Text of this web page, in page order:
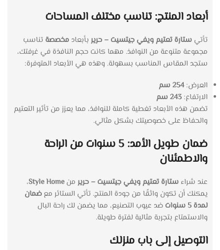
أبعاد المنتج: تناسب مختلف المساحات
تأتي ستارة تعتيم ويفي جيتسيت – حرير بأبعاد مخصصة تناسب
مجموعة متنوعة من النوافذ. مهما كانت حجم النافذة في غرفتك،
ستجد المقاس المناسب بسهولة. وهذه هي الأبعاد المتوفرة:
العرض:254 سم
الارتفاع: 243 سم
تضمن هذه الأبعاد تغطية كاملة للنوافذ، مما يعزز من تأثير التعتيم
والحفاظ على خصوصيتك بشكل مثالي.
ضمان طويل الأمد: 5 سنوات من الراحة
والاطمئنان
عند شراء ستارة تعتيم ويفي جيتسيت – حرير منStyle Home،
يمكنك أن تكون واثقًا من جودة المنتج. تأتي الستائر مع ضمان
لمدة 5 سنوات
ضد عيوب التصنيع، مما يضمن لك راحة البال
والاستمتاع بتجربة مثالية لفترة طويلة.
التوصيل إلى باب منزلك